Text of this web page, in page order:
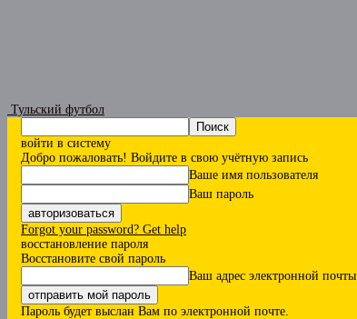
Тульский футбол
войти в систему
Добро пожаловать! Войдите в свою учётную запись
Ваше имя пользователя
Ваш пароль
Forgot your password? Get help
восстановление пароля
Восстановите свой пароль
Ваш адрес электронной почты
Пароль будет выслан Вам по электронной почте.